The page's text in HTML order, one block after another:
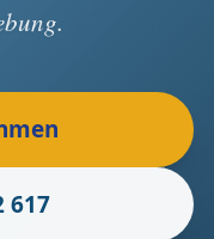
617